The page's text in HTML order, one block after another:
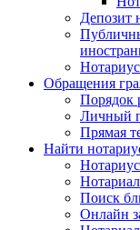
Депозит
Обращения
Порядок
Личный
Прямая
Найти
Поиск
Онлайн